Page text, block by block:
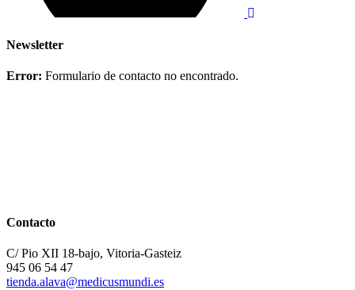
Newsletter
Error: Formulario de contacto no encontrado.
Contacto
C/ Pio XII 18-bajo, Vitoria-Gasteiz
945 06 54 47
tienda.alava@medicusmundi.es